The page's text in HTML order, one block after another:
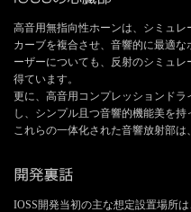
高音用無指向性ホーンは、シミュ
カーブを複合させ、音響的に最適
ーザーについても、反射のシミュ
得ています。
更に、高音用コンプレッションド
し、シンプル且つ音響的機能美を持
これらの一体化された音響放射部は
IOSS開発当初の主な想定設置場所